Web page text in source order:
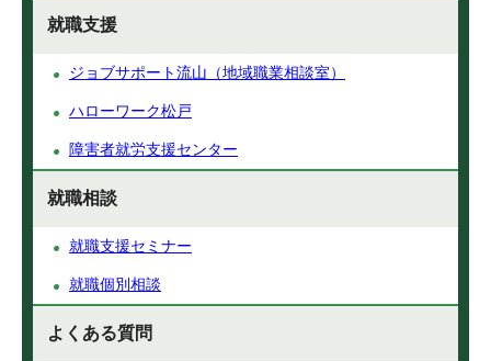
就職支援
ジョブサポート流山（地域職業相談室）
ハローワーク松戸
障害者就労支援センター
就職相談
就職支援セミナー
就職個別相談
よくある質問